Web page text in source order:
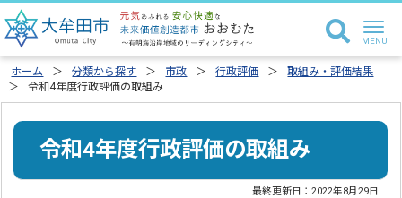
ホーム 分類から探す 市政 行政評価
取組み・評価結果
令和4年度行政評価の取組み
令和4年度行政評価の取組み
最終更新日：2022年8月29日